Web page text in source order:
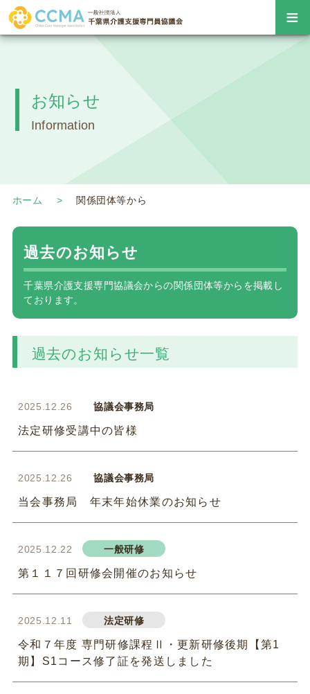
≡
お知らせ
Information
ホーム 関係団体等から
過去のお知らせ
千葉県介護支援専門協議会からの関係団体等からを掲載し
ております。
過去のお知らせ一覧
2025.12.26 協議会事務局
法定研修受講中の皆様
2025.12.26 協議会事務局
当会事務局 年末年始休業のお知らせ
2025.12.22 一般研修
第１１７回研修会開催のお知らせ
2025.12.11 法定研修
令和７年度 専門研修課程Ⅱ・更新研修後期【第1
期】S1コース修了証を発送しました